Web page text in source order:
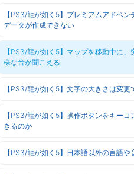
【PS3/龍が如く5】プレミアムアドベン
データが作成できない
【PS3/龍が如く5】マップを移動中に、
様な音が聞こえる
【PS3/龍が如く5】文字の大きさは変更
【PS3/龍が如く5】操作ボタンをキーコ
きるのか
【PS3/龍が如く5】日本語以外の言語や